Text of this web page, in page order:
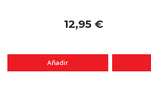
12,95 €
Añadir